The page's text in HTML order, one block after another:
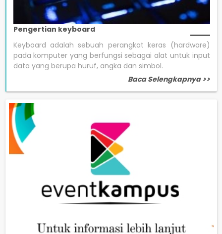
Pengertian keyboard
Keyboard adalah sebuah perangkat keras (hardware)
pada komputer yang berfungsi sebagai alat untuk input
data yang berupa huruf, angka dan simbol.
Baca Selengkapnya >>